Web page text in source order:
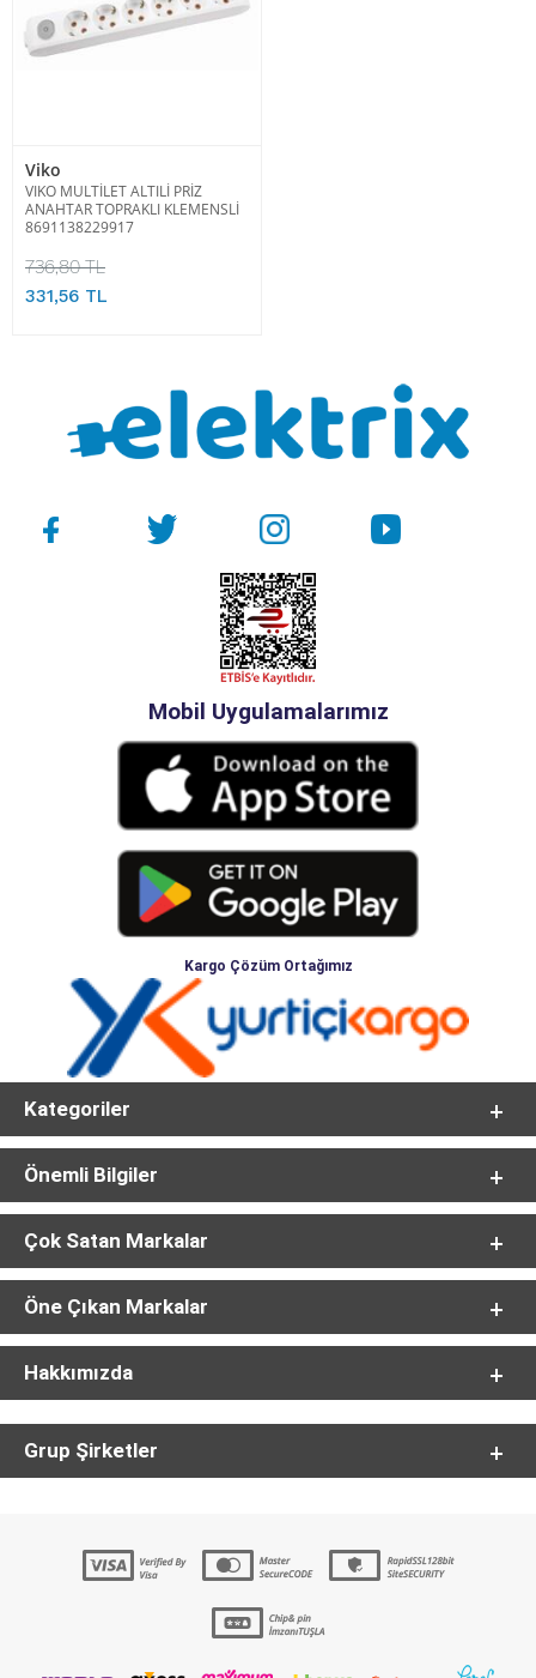
Viko
VIKO MULTİLET ALTILİ PRİZ
ANAHTAR TOPRAKLI KLEMENSLİ
8691138229917
736,80 TL
331,56 TL
Mobil Uygulamalarımız
Kargo Çözüm Ortağımız
Kategoriler
Önemli Bilgiler
Çok Satan Markalar
Öne Çıkan Markalar
Hakkımızda
Grup Şirketler